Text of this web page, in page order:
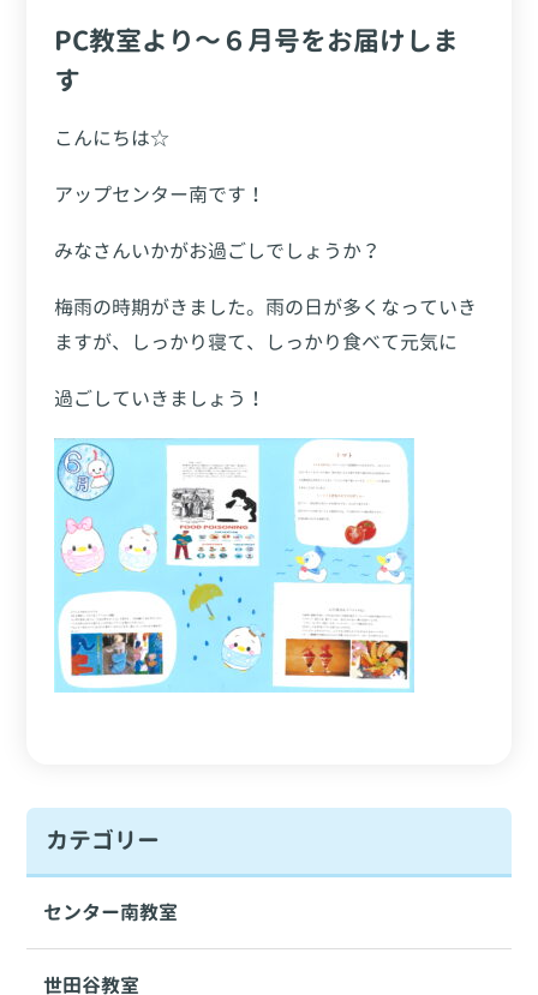
PC教室より～６月号をお届けしま
す
こんにちは☆
アップセンター南です！
みなさんいかがお過ごしでしょうか？
梅雨の時期がきました。雨の日が多くなっていき
ますが、しっかり寝て、しっかり食べて元気に
過ごしていきましょう！
カテゴリー
センター南教室
世田谷教室